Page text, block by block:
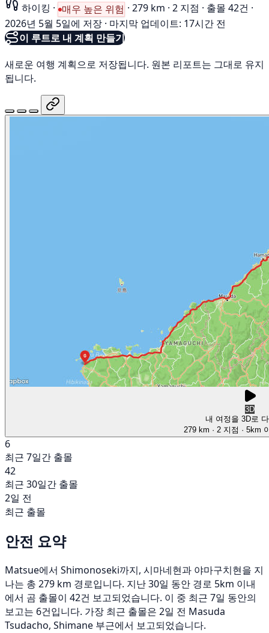
하이킹 · 매우 높은 위험 · 279 km · 2 지점 · 출몰 42건 ·
2026년 5월 5일에 저장 · 마지막 업데이트: 17시간 전
이 루트로 내 계획 만들기
새로운 여행 계획으로 저장됩니다. 원본 리포트는 그대로 유지
됩니다.
3D
내 여정을 3D로
279 km · 2 지점 · 5km
6
최근 7일간 출몰
42
최근 30일간 출몰
2일 전
최근 출몰
안전 요약
Matsue에서 Shimonoseki까지, 시마네현과 야마구치현을 지
나는 총 279 km 경로입니다. 지난 30일 동안 경로 5km 이내
에서 곰 출몰이 42건 보고되었습니다. 이 중 최근 7일 동안의
보고는 6건입니다. 가장 최근 출몰은 2일 전 Masuda
Tsudacho, Shimane 부근에서 보고되었습니다.